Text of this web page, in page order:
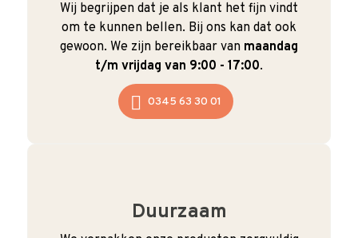
Wij begrijpen dat je als klant het fijn vindt
om te kunnen bellen. Bij ons kan dat ook
gewoon. We zijn bereikbaar van maandag
t/m vrijdag van 9:00 - 17:00.
0345 63 30 01
Duurzaam